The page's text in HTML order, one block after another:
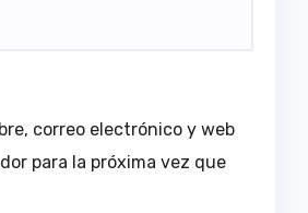
correo electrónico y web
para la próxima vez que